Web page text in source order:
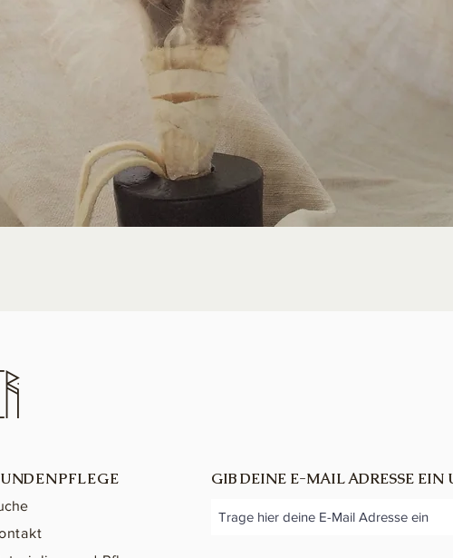
und regt den Stoffwechsel an. Die Wirkung des Mondsteins bzw.
und das Gerüstsilikat verstärkt. Das im Mondstein enthaltene Kalium
Gesetze einstimmen zu können.
GIB DEINE E-MAIL ADRESSE EIN